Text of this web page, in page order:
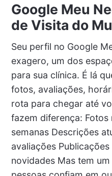
Google Meu
de Visita do
Seu perfil no Google
exagero, um dos
para sua clínica. É lá
fotos, avaliações,
rota para chegar até
fazem diferença: Fotos
semanas Descrições
avaliações
novidades Mas tem